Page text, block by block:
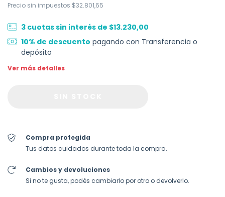
Precio sin impuestos $32.801,65
3 cuotas sin interés de $13.230,00
10% de descuento pagando con Transferencia o
depósito
Ver más detalles
Compra protegida
Tus datos cuidados durante toda la compra.
Cambios y devoluciones
Si no te gusta, podés cambiarlo por otro o devolverlo.